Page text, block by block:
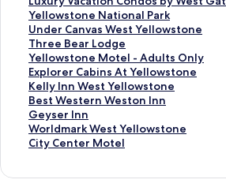
지
를
여
는
링
크
e
l
l
o
w
s
t
o
n
e
n
Y
e
l
l
o
w
s
t
o
s
t
g
a
t
e
H
o
t
e
S
u
i
t
e
s
페
이
지
를
W
i
l
d
l
i
f
e
C
a
n
n
W
e
s
t
Y
e
l
l
n
e
L
o
d
g
e
페
이
지
c
h
I
n
n
페
이
지
를
여
f
f
a
l
o
페
이
지
를
여
t
e
Y
e
l
l
o
w
s
t
o
x
페
이
지
를
여
는
링
크
o
w
s
t
o
n
e
P
a
r
B
i
g
H
o
u
s
e
a
t
e
a
m
c
a
t
c
h
e
r
Yellowstone National Park
u
x
u
r
y
V
a
c
a
t
Under Canvas West Yellowstone
U
n
d
e
r
C
a
n
v
Three Bear Lodge
T
h
r
e
e
B
e
a
Yellowstone Motel - Adults Only
Y
e
l
l
o
w
s
Explorer Cabins At Yellowstone
E
x
p
l
o
r
Kelly Inn West Yellowstone
K
e
l
l
y
Best Western Weston Inn
B
e
s
t
Geyser Inn
G
e
y
Worldmark West Yellowstone
W
o
City Center Motel
C